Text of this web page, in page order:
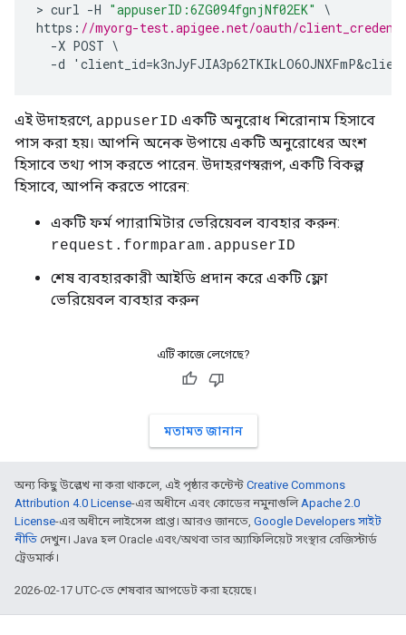
> curl -H "appuserID:6ZG094fgnjNf02EK"
https : //myorg-test.apigee.net/oauth/
-X POST
-d ' client_id=
এই উদাহরণে, appuserID একটি অনুরোধ শিরোনাম হিসাবে
পাস করা হয়। আপনি অনেক উপায়ে একটি অনুরোধের অংশ
হিসাবে তথ্য পাস করতে পারেন. উদাহরণস্বরূপ, একটি বিকল্প
হিসাবে, আপনি করতে পারেন:
একটি ফর্ম প্যারামিটার ভেরিয়েবল ব্যবহার করুন:
request.formparam.appuserID
শেষ ব্যবহারকারী আইডি প্রদান করে একটি ফ্লো
ভেরিয়েবল ব্যবহার করুন
এটি কাজে লেগেছে?
মতামত জানান
অন্য কিছু উল্লেখ না করা থাকলে, এই পৃষ্ঠার কন্টেন্ট Creative Commons
Attribution 4.0 License-এর অধীনে এবং কোডের নমুনাগুলিApache 2.0
License-এর অধীনে লাইসেন্স প্রাপ্ত। আরও জানতে, Google Developers সাইট
নীতি দেখুন। Java হল Oracle এবং/অথবা তার অ্যাফিলিয়েট সংস্থার রেজিস্টার্ড
ট্রেডমার্ক।
2026-02-17 UTC-তে শেষবার আপডেট করা হয়েছে।